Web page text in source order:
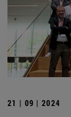
21 | 09 | 2024